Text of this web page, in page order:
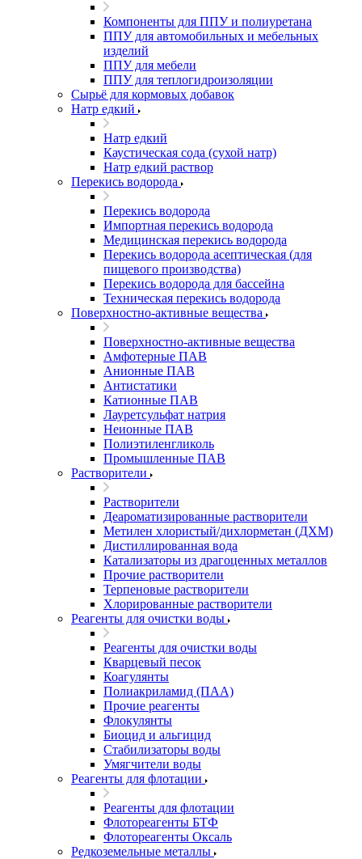
Компоненты для ППУ и полиуретана
ППУ для автомобильных и мебельных
изделий
ППУ для мебели
ППУ для теплогидроизоляции
Сырьё для кормовых добавок
Натр едкий
Натр едкий
Каустическая сода (сухой натр)
Натр едкий раствор
Перекись водорода
Перекись водорода
Импортная перекись водорода
Медицинская перекись водорода
Перекись водорода асептическая (для
пищевого производства)
Перекись водорода для бассейна
Техническая перекись водорода
Поверхностно-активные вещества
Поверхностно-активные вещества
Амфотерные ПАВ
Анионные ПАВ
Антистатики
Катионные ПАВ
Лауретсульфат натрия
Неионные ПАВ
Полиэтиленгликоль
Промышленные ПАВ
Растворители
Растворители
Деароматизированные растворители
Метилен хлористый/дихлорметан (ДХМ)
Дистиллированная вода
Катализаторы из драгоценных металлов
Прочие растворители
Терпеновые растворители
Хлорированные растворители
Реагенты для очистки воды
Реагенты для очистки воды
Кварцевый песок
Коагулянты
Полиакриламид (ПАА)
Прочие реагенты
Флокулянты
Биоцид и альгицид
Стабилизаторы воды
Умягчители воды
Реагенты для флотации
Реагенты для флотации
Флотореагенты БТФ
Флотореагенты Оксаль
Редкоземельные металлы